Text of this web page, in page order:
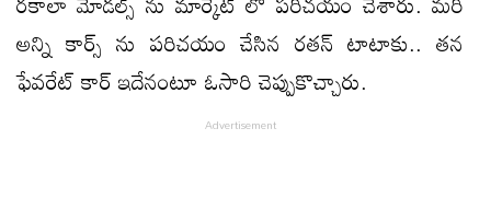
అన్ని కార్స్ ను పరిచయం చేసిన రతన్ టాటాకు.. తన
ఫేవరేట్ కార్ ఇదేనంటూ ఓసారి చెప్పుకొచ్చారు.